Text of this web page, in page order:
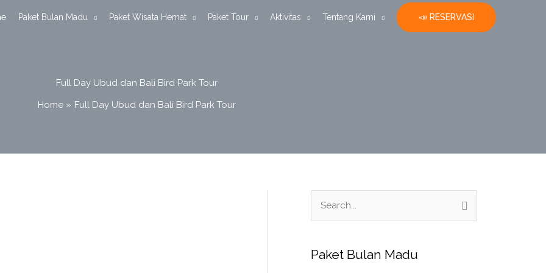
Paket Bulan Madu Paket Wisata Hemat Paket Tour Aktivitas Tentang Kami 📣 RESERVASI
Full Day Ubud dan Bali Bird Park Tour
Home
Full Day Ubud dan Bali Bird Park Tour
r
Paket Bulan Madu